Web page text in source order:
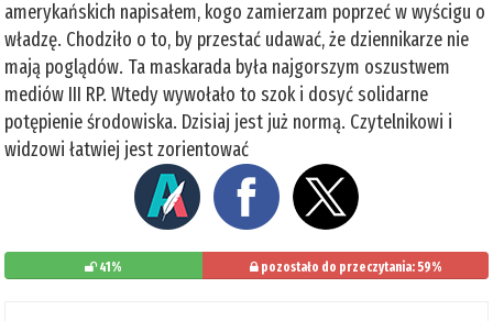
amerykańskich napisałem, kogo zamierzam poprzeć w wyścigu o
władzę. Chodziło o to, by przestać udawać, że dziennikarze nie
mają poglądów. Ta maskarada była najgorszym oszustwem
mediów III RP. Wtedy wywołało to szok i dosyć solidarne
potępienie środowiska. Dzisiaj jest już normą. Czytelnikowi i
widzowi łatwiej jest zorientować
41% pozostało do przeczytania: 59%